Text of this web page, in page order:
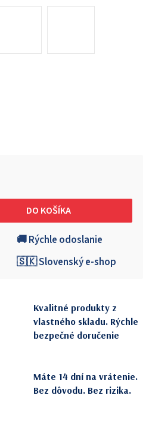
DO KOŠÍKA
🚚 Rýchle odoslanie
🇸🇰 Slovenský e-shop
Kvalitné produkty z
vlastného skladu. Rýchle
bezpečné doručenie
Máte 14 dní na vrátenie.
Bez dôvodu. Bez rizika.